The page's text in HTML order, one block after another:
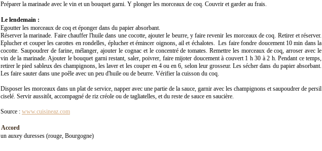
Préparer la marinade avec le vin et un bouquet garni. Y plonger les morceaux de coq. Couvrir et garder au frais.
Le lendemain :
Egoutter les morceaux de coq et éponger dans du papier absorbant.
Réserver la marinade. Faire chauffer l'huile dans une cocotte, ajouter le beurre, y faire revenir les morceaux de coq. Retirer et réserver.
Eplucher et couper les carottes en rondelles, éplucher et émincer oignons, ail et échalotes. Les faire fondre doucement 10 min dans la
cocotte. Saupoudrer de farine, mélanger, ajouter le cognac et le concentré de tomates. Remettre les morceaux de coq, arroser avec le
vin de la marinade. Ajouter le bouquet garni restant, saler, poivrer, faire mijoter doucement à couvert 1 h 30 à 2 h. Pendant ce temps,
retirer le pied sableux des champignons, les laver et les couper en 4 ou en 6, selon leur grosseur. Les sécher dans du papier absorbant.
Les faire sauter dans une poêle avec un peu d'huile ou de beurre. Vérifier la cuisson du coq.
Disposer les morceaux dans un plat de service, napper avec une partie de la sauce, garnir avec les champignons et saupoudrer de persil
ciselé. Servir aussitôt, accompagné de riz créole ou de tagliatelles, et du reste de sauce en saucière.
Source : www.cuisineaz.com
Accord
un auxey duresses (rouge, Bourgogne)